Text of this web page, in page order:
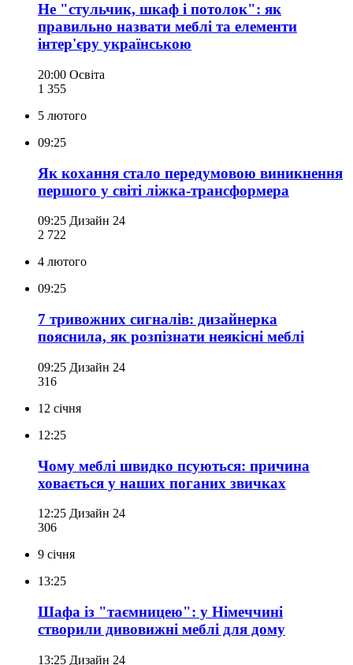
Не "стульчик, шкаф і потолок": як
правильно назвати меблі та елементи
інтер'єру українською
20:00 Освіта
1 355
5 лютого
09:25
Як кохання стало передумовою виникнення
першого у світі ліжка-трансформера
09:25 Дизайн 24
2 722
4 лютого
09:25
7 тривожних сигналів: дизайнерка
пояснила, як розпізнати неякісні меблі
09:25 Дизайн 24
316
12 січня
12:25
Чому меблі швидко псуються: причина
ховається у наших поганих звичках
12:25 Дизайн 24
306
9 січня
13:25
Шафа із "таємницею": у Німеччині
створили дивовижні меблі для дому
13:25 Дизайн 24